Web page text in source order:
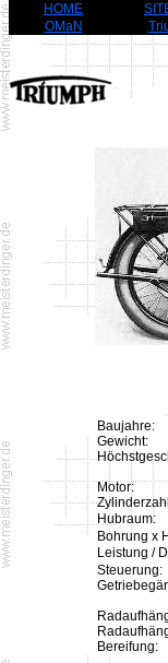
HOME
OMaN
Baujahre:
Gewicht:
Motor:
Hubraum:
Bohrung x
Leistung /
Steuerung:
Bereifung: